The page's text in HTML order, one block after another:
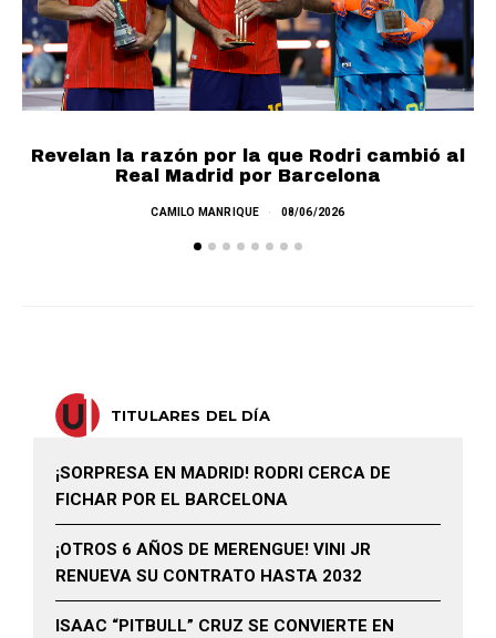
Revelan la razón por la que Rodri cambió al
Real Madrid por Barcelona
CAMILO MANRIQUE 08/06/2026
TITULARES DEL DÍA
¡SORPRESA EN MADRID! RODRI CERCA DE
FICHAR POR EL BARCELONA
¡OTROS 6 AÑOS DE MERENGUE! VINI JR
RENUEVA SU CONTRATO HASTA 2032
ISAAC “PITBULL” CRUZ SE CONVIERTE EN